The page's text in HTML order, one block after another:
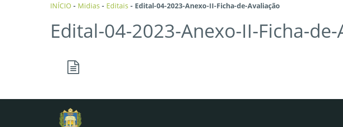
INÍCIO - Midias - Editais - Edital-04-2023-Anexo-II-Ficha-de-Avaliação
Edital-04-2023-Anexo-II-Ficha-